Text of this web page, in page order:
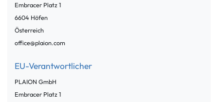
Embracer Platz1
6604 Höfen
Österreich
office@plaion.com
EU-Verantwortlicher
PLAION GmbH
Embracer Platz1